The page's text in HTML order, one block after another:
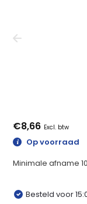
€8,66 Excl. btw
Op voorraad
Minimale afname
Besteld voor